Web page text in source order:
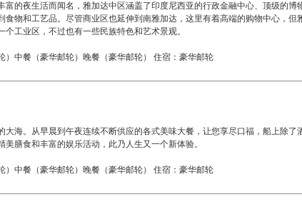
富的夜生活而闻名，雅加达中区涵盖了印度尼西亚的行政金融中心、顶级的
食物和工艺品。尽管商业区也延伸到南雅加达，这里有着高端的购物中心，
个工业区，不过也有一些民族特色和艺术景观。
）中餐（豪华邮轮）晚餐（豪华邮轮） 住宿：豪华邮轮
大海。从早晨到午夜连续不断供应的各式美味大餐，让您享尽口福，船上除
美膳食和丰富的娱乐活动，此乃人生又一个新体验。
）中餐（豪华邮轮）晚餐（豪华邮轮） 住宿：豪华邮轮